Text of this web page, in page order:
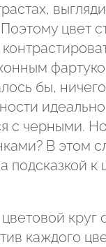
цвет
бы,
идеально
с черными.
В этом
подсказкой к
круг
каждого